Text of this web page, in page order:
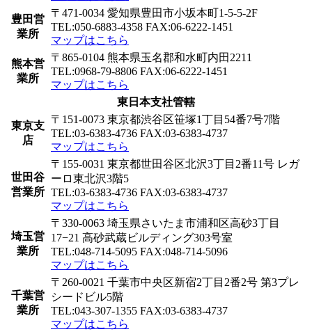
豊田営
業所
〒471-0034 愛知県豊田市小坂本町1-5-5-2F
TEL:050-6883-4358 FAX:06-6222-1451
マップはこちら
熊本営
業所
〒865-0104 熊本県玉名郡和水町内田2211
TEL:0968-79-8806 FAX:06-6222-1451
マップはこちら
東日本支社管轄
東京支
店
〒151-0073 東京都渋谷区笹塚1丁目54番7号7階
TEL:03-6383-4736 FAX:03-6383-4737
マップはこちら
世田谷
営業所
〒155-0031 東京都世田谷区北沢3丁目2番11号 レガ
ーロ東北沢3階5
TEL:03-6383-4736 FAX:03-6383-4737
マップはこちら
埼玉営
業所
〒330-0063 埼玉県さいたま市浦和区高砂3丁目
17−21 高砂武蔵ビルディング303号室
TEL:048-714-5095 FAX:048-714-5096
マップはこちら
千葉営
業所
〒260-0021 千葉市中央区新宿2丁目2番2号 第3プレ
シードビル5階
TEL:043-307-1355 FAX:03-6383-4737
マップはこちら